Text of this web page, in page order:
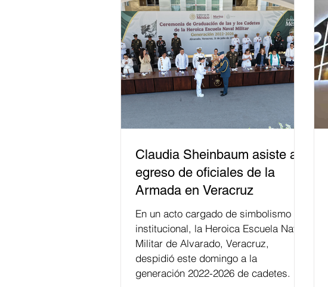
Claudia Sheinbaum asiste a
egreso de oficiales de la
Armada en Veracruz
En un acto cargado de simbolismo
institucional, la Heroica Escuela Naval
Militar de Alvarado, Veracruz,
despidió este domingo a la
generación 2022-2026 de cadetes.